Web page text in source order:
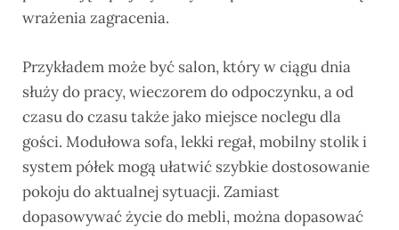
wrażenia zagracenia.
Przykładem może być salon, który w ciągu dnia
służy do pracy, wieczorem do odpoczynku, a od
czasu do czasu także jako miejsce noclegu dla
gości. Modułowa sofa, lekki regał, mobilny stolik i
system półek mogą ułatwić szybkie dostosowanie
pokoju do aktualnej sytuacji. Zamiast
dopasowywać życie do mebli, można dopasować